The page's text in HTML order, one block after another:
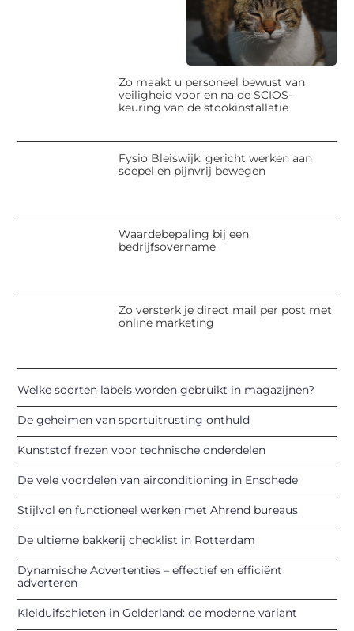
Zo maakt u personeel bewust van
veiligheid voor en na de SCIOS-
keuring van de stookinstallatie
Fysio Bleiswijk: gericht werken aan
soepel en pijnvrij bewegen
Waardebepaling bij een
bedrijfsovername
Zo versterk je direct mail per post met
online marketing
Welke soorten labels worden gebruikt in magazijnen?
De geheimen van sportuitrusting onthuld
Kunststof frezen voor technische onderdelen
De vele voordelen van airconditioning in Enschede
Stijlvol en functioneel werken met Ahrend bureaus
De ultieme bakkerij checklist in Rotterdam
Dynamische Advertenties – effectief en efficiënt
adverteren
Kleiduifschieten in Gelderland: de moderne variant